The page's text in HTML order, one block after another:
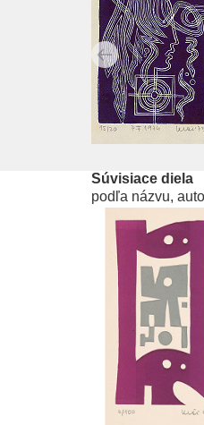
Súvisiace diela
podľa názvu,